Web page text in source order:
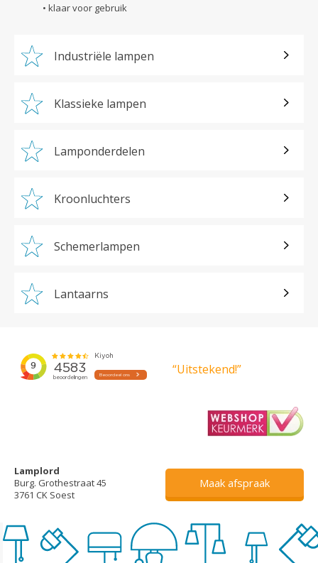
• klaar voor gebruik
Industriële lampen
Klassieke lampen
Lamponderdelen
Kroonluchters
Schemerlampen
Lantaarns
“Uitstekend!”
Lamplord
Burg. Grothestraat 45
3761 CK Soest
Maak afspraak